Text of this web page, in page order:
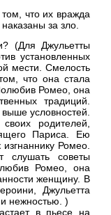
что их вражда
за зло.
(Для Джульетты
установленных
мести. Смелость
что она стала
Ромео, она
традиций.
условностей.
родителей,
Париса. Ею
Ромео.
слушать советы
Ромео, она
женщину. В
Джульетта
нежностью. )
в пьесе на